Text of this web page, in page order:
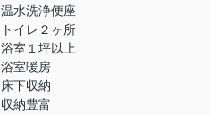
温水洗浄便座
トイレ２ヶ所
浴室１坪以上
浴室暖房
床下収納
収納豊富